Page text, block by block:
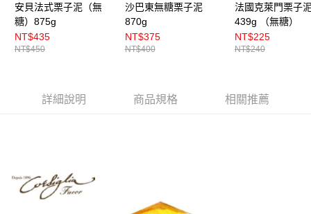
安貝法式栗子泥（無
糖）875g
NT$435
NT$450
沙巴東無糖栗子泥
870g
NT$375
NT$400
法國克萊門栗子
439g （無糖）
NT$225
NT$240
詳細說明 商品規格 相關推薦